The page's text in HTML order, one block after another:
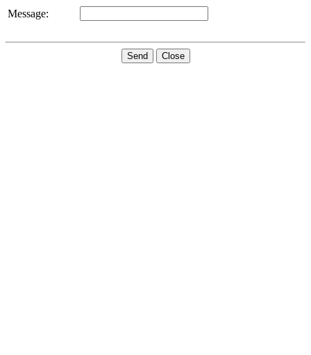
Message:
Send Close